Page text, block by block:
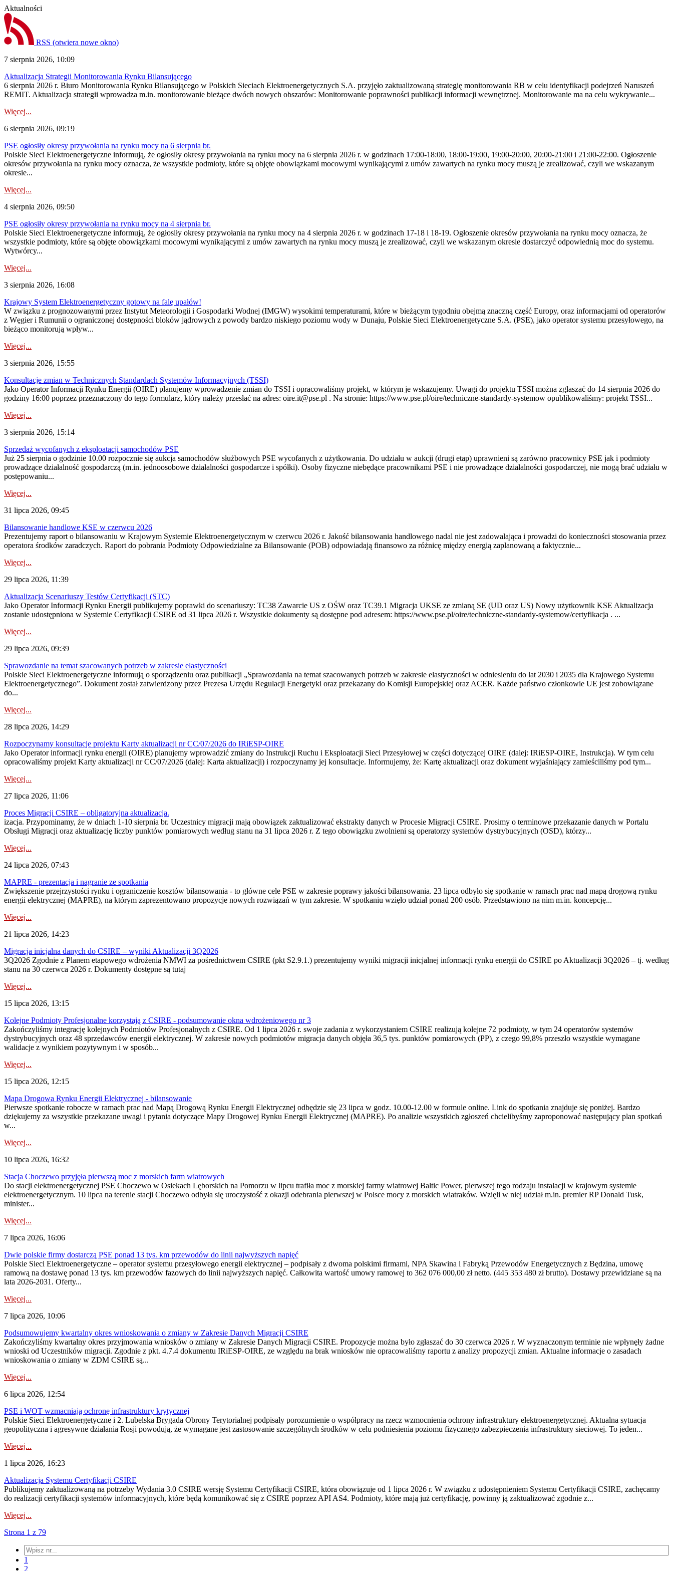
Aktualności
RSS (otwiera nowe okno)
7 sierpnia 2026, 10:09
Aktualizacja Strategii Monitorowania Rynku Bilansującego
6 sierpnia 2026 r. Biuro Monitorowania Rynku Bilansującego w Polskich Sieciach Elektroenergetycznych S.A. przyjęło zaktualizowaną strategię monitorowania RB w celu identyfikacji podejrzeń Naruszeń
REMIT. Aktualizacja strategii wprowadza m.in. monitorowanie bieżące dwóch nowych obszarów: Monitorowanie poprawności publikacji informacji wewnętrznej. Monitorowanie ma na celu wykrywanie...
Więcej...
6 sierpnia 2026, 09:19
PSE ogłosiły okresy przywołania na rynku mocy na 6 sierpnia br.
Polskie Sieci Elektroenergetyczne informują, że ogłosiły okresy przywołania na rynku mocy na 6 sierpnia 2026 r. w godzinach 17:00-18:00, 18:00-19:00, 19:00-20:00, 20:00-21:00 i 21:00-22:00. Ogłoszenie
okresów przywołania na rynku mocy oznacza, że wszystkie podmioty, które są objęte obowiązkami mocowymi wynikającymi z umów zawartych na rynku mocy muszą je zrealizować, czyli we wskazanym
okresie...
Więcej...
4 sierpnia 2026, 09:50
PSE ogłosiły okresy przywołania na rynku mocy na 4 sierpnia br.
Polskie Sieci Elektroenergetyczne informują, że ogłosiły okresy przywołania na rynku mocy na 4 sierpnia 2026 r. w godzinach 17-18 i 18-19. Ogłoszenie okresów przywołania na rynku mocy oznacza, że
wszystkie podmioty, które są objęte obowiązkami mocowymi wynikającymi z umów zawartych na rynku mocy muszą je zrealizować, czyli we wskazanym okresie dostarczyć odpowiednią moc do systemu.
Wytwórcy...
Więcej...
3 sierpnia 2026, 16:08
Krajowy System Elektroenergetyczny gotowy na falę upałów!
W związku z prognozowanymi przez Instytut Meteorologii i Gospodarki Wodnej (IMGW) wysokimi temperaturami, które w bieżącym tygodniu obejmą znaczną część Europy, oraz informacjami od operatorów
z Węgier i Rumunii o ograniczonej dostępności bloków jądrowych z powody bardzo niskiego poziomu wody w Dunaju, Polskie Sieci Elektroenergetyczne S.A. (PSE), jako operator systemu przesyłowego, na
bieżąco monitorują wpływ...
Więcej...
3 sierpnia 2026, 15:55
Konsultacje zmian w Technicznych Standardach Systemów Informacyjnych (TSSI)
Jako Operator Informacji Rynku Energii (OIRE) planujemy wprowadzenie zmian do TSSI i opracowaliśmy projekt, w którym je wskazujemy. Uwagi do projektu TSSI można zgłaszać do 14 sierpnia 2026 do
godziny 16:00 poprzez przeznaczony do tego formularz, który należy przesłać na adres: oire.it@pse.pl . Na stronie: https://www.pse.pl/oire/techniczne-standardy-systemow opublikowaliśmy: projekt TSSI...
Więcej...
3 sierpnia 2026, 15:14
Sprzedaż wycofanych z eksploatacji samochodów PSE
Już 25 sierpnia o godzinie 10.00 rozpocznie się aukcja samochodów służbowych PSE wycofanych z użytkowania. Do udziału w aukcji (drugi etap) uprawnieni są zarówno pracownicy PSE jak i podmioty
prowadzące działalność gospodarczą (m.in. jednoosobowe działalności gospodarcze i spółki). Osoby fizyczne niebędące pracownikami PSE i nie prowadzące działalności gospodarczej, nie mogą brać udziału w
postępowaniu...
Więcej...
31 lipca 2026, 09:45
Bilansowanie handlowe KSE w czerwcu 2026
Prezentujemy raport o bilansowaniu w Krajowym Systemie Elektroenergetycznym w czerwcu 2026 r. Jakość bilansowania handlowego nadal nie jest zadowalająca i prowadzi do konieczności stosowania przez
operatora środków zaradczych. Raport do pobrania Podmioty Odpowiedzialne za Bilansowanie (POB) odpowiadają finansowo za różnicę między energią zaplanowaną a faktycznie...
Więcej...
29 lipca 2026, 11:39
Aktualizacja Scenariuszy Testów Certyfikacji (STC)
Jako Operator Informacji Rynku Energii publikujemy poprawki do scenariuszy: TC38 Zawarcie US z OŚW oraz TC39.1 Migracja UKSE ze zmianą SE (UD oraz US) Nowy użytkownik KSE Aktualizacja
zostanie udostępniona w Systemie Certyfikacji CSIRE od 31 lipca 2026 r. Wszystkie dokumenty są dostępne pod adresem: https://www.pse.pl/oire/techniczne-standardy-systemow/certyfikacja . ...
Więcej...
29 lipca 2026, 09:39
Sprawozdanie na temat szacowanych potrzeb w zakresie elastyczności
Polskie Sieci Elektroenergetyczne informują o sporządzeniu oraz publikacji „Sprawozdania na temat szacowanych potrzeb w zakresie elastyczności w odniesieniu do lat 2030 i 2035 dla Krajowego Systemu
Elektroenergetycznego”. Dokument został zatwierdzony przez Prezesa Urzędu Regulacji Energetyki oraz przekazany do Komisji Europejskiej oraz ACER. Każde państwo członkowie UE jest zobowiązane
do...
Więcej...
28 lipca 2026, 14:29
Rozpoczynamy konsultacje projektu Karty aktualizacji nr CC/07/2026 do IRiESP-OIRE
Jako Operator informacji rynku energii (OIRE) planujemy wprowadzić zmiany do Instrukcji Ruchu i Eksploatacji Sieci Przesyłowej w części dotyczącej OIRE (dalej: IRiESP-OIRE, Instrukcja). W tym celu
opracowaliśmy projekt Karty aktualizacji nr CC/07/2026 (dalej: Karta aktualizacji) i rozpoczynamy jej konsultacje. Informujemy, że: Kartę aktualizacji oraz dokument wyjaśniający zamieściliśmy pod tym...
Więcej...
27 lipca 2026, 11:06
Proces Migracji CSIRE – obligatoryjna aktualizacja.
izacja. Przypominamy, że w dniach 1-10 sierpnia br. Uczestnicy migracji mają obowiązek zaktualizować ekstrakty danych w Procesie Migracji CSIRE. Prosimy o terminowe przekazanie danych w Portalu
Obsługi Migracji oraz aktualizację liczby punktów pomiarowych według stanu na 31 lipca 2026 r. Z tego obowiązku zwolnieni są operatorzy systemów dystrybucyjnych (OSD), którzy...
Więcej...
24 lipca 2026, 07:43
MAPRE - prezentacja i nagranie ze spotkania
Zwiększenie przejrzystości rynku i ograniczenie kosztów bilansowania - to główne cele PSE w zakresie poprawy jakości bilansowania. 23 lipca odbyło się spotkanie w ramach prac nad mapą drogową rynku
energii elektrycznej (MAPRE), na którym zaprezentowano propozycje nowych rozwiązań w tym zakresie. W spotkaniu wzięło udział ponad 200 osób. Przedstawiono na nim m.in. koncepcję...
Więcej...
21 lipca 2026, 14:23
Migracja inicjalna danych do CSIRE – wyniki Aktualizacji 3Q2026
3Q2026 Zgodnie z Planem etapowego wdrożenia NMWI za pośrednictwem CSIRE (pkt S2.9.1.) prezentujemy wyniki migracji inicjalnej informacji rynku energii do CSIRE po Aktualizacji 3Q2026 – tj. według
stanu na 30 czerwca 2026 r. Dokumenty dostępne są tutaj
Więcej...
15 lipca 2026, 13:15
Kolejne Podmioty Profesjonalne korzystają z CSIRE - podsumowanie okna wdrożeniowego nr 3
Zakończyliśmy integrację kolejnych Podmiotów Profesjonalnych z CSIRE. Od 1 lipca 2026 r. swoje zadania z wykorzystaniem CSIRE realizują kolejne 72 podmioty, w tym 24 operatorów systemów
dystrybucyjnych oraz 48 sprzedawców energii elektrycznej. W zakresie nowych podmiotów migracja danych objęła 36,5 tys. punktów pomiarowych (PP), z czego 99,8% przeszło wszystkie wymagane
walidacje z wynikiem pozytywnym i w sposób...
Więcej...
15 lipca 2026, 12:15
Mapa Drogowa Rynku Energii Elektrycznej - bilansowanie
Pierwsze spotkanie robocze w ramach prac nad Mapą Drogową Rynku Energii Elektrycznej odbędzie się 23 lipca w godz. 10.00-12.00 w formule online. Link do spotkania znajduje się poniżej. Bardzo
dziękujemy za wszystkie przekazane uwagi i pytania dotyczące Mapy Drogowej Rynku Energii Elektrycznej (MAPRE). Po analizie wszystkich zgłoszeń chcielibyśmy zaproponować następujący plan spotkań
w...
Więcej...
10 lipca 2026, 16:32
Stacja Choczewo przyjęła pierwszą moc z morskich farm wiatrowych
Do stacji elektroenergetycznej PSE Choczewo w Osiekach Lęborskich na Pomorzu w lipcu trafiła moc z morskiej farmy wiatrowej Baltic Power, pierwszej tego rodzaju instalacji w krajowym systemie
elektroenergetycznym. 10 lipca na terenie stacji Choczewo odbyła się uroczystość z okazji odebrania pierwszej w Polsce mocy z morskich wiatraków. Wzięli w niej udział m.in. premier RP Donald Tusk,
minister...
Więcej...
7 lipca 2026, 16:06
Dwie polskie firmy dostarczą PSE ponad 13 tys. km przewodów do linii najwyższych napięć
Polskie Sieci Elektroenergetyczne – operator systemu przesyłowego energii elektrycznej – podpisały z dwoma polskimi firmami, NPA Skawina i Fabryką Przewodów Energetycznych z Będzina, umowę
ramową na dostawę ponad 13 tys. km przewodów fazowych do linii najwyższych napięć. Całkowita wartość umowy ramowej to 362 076 000,00 zł netto. (445 353 480 zł brutto). Dostawy przewidziane są na
lata 2026-2031. Oferty...
Więcej...
7 lipca 2026, 10:06
Podsumowujemy kwartalny okres wnioskowania o zmiany w Zakresie Danych Migracji CSIRE
Zakończyliśmy kwartalny okres przyjmowania wniosków o zmiany w Zakresie Danych Migracji CSIRE. Propozycje można było zgłaszać do 30 czerwca 2026 r. W wyznaczonym terminie nie wpłynęły żadne
wnioski od Uczestników migracji. Zgodnie z pkt. 4.7.4 dokumentu IRiESP-OIRE, ze względu na brak wniosków nie opracowaliśmy raportu z analizy propozycji zmian. Aktualne informacje o zasadach
wnioskowania o zmiany w ZDM CSIRE są...
Więcej...
6 lipca 2026, 12:54
PSE i WOT wzmacniają ochronę infrastruktury krytycznej
Polskie Sieci Elektroenergetyczne i 2. Lubelska Brygada Obrony Terytorialnej podpisały porozumienie o współpracy na rzecz wzmocnienia ochrony infrastruktury elektroenergetycznej. Aktualna sytuacja
geopolityczna i agresywne działania Rosji powodują, że wymagane jest zastosowanie szczególnych środków w celu podniesienia poziomu fizycznego zabezpieczenia infrastruktury sieciowej. To jeden...
Więcej...
1 lipca 2026, 16:23
Aktualizacja Systemu Certyfikacji CSIRE
Publikujemy zaktualizowaną na potrzeby Wydania 3.0 CSIRE wersję Systemu Certyfikacji CSIRE, która obowiązuje od 1 lipca 2026 r. W związku z udostępnieniem Systemu Certyfikacji CSIRE, zachęcamy
do realizacji certyfikacji systemów informacyjnych, które będą komunikować się z CSIRE poprzez API AS4. Podmioty, które mają już certyfikację, powinny ją zaktualizować zgodnie z...
Więcej...
Strona 1 z 79
1
2